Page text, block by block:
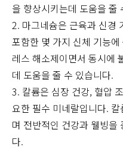
을 향상시키는데 도움을 줄
2. 마그네슘은 근육과 신경
포함한 몇 가지 신체 기능
레스 해소제이면서 동시에
데 도움을 줄 수 있습니다.
3. 칼륨은 심장 건강, 혈압
요한 필수 미네랄입니다.
며 전반적인 건강과 웰빙을
다.